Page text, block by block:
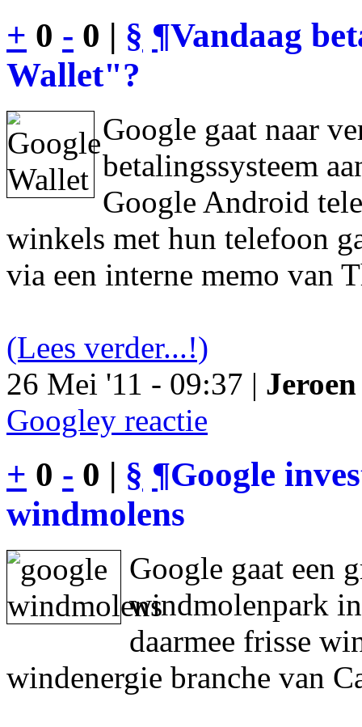
+ 0 - 0 | § ¶Vandaag
Wallet"?
Google gaat naar
betalingssysteem
Google Android
winkels met hun telefoon
via een interne memo van
(Lees verder...!)
26 Mei '11 - 09:37 |
Googley reactie
+ 0 - 0 | § ¶Google
windmolens
Google gaat een
windmolenpark
daarmee frisse
windenergie branche van